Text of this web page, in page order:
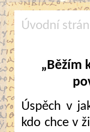
Úvodní
„Běžím
Úspěch v
kdo chce v